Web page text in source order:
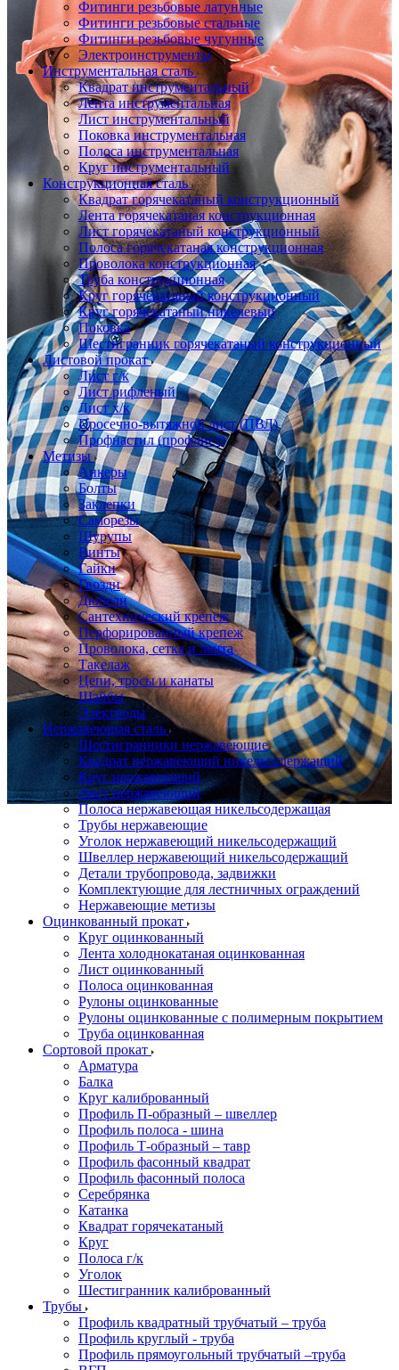
Фитинги резьбовые латунные
Фитинги резьбовые стальные
Фитинги резьбовые чугунные
Электроинструменты
Инструментальная сталь
Квадрат инструментальный
Лента инструментальная
Лист инструментальный
Поковка инструментальная
Полоса инструментальная
Круг инструментальный
Конструкционная сталь
Квадрат горячекатаный конструкционный
Лента горячекатаная конструкционная
Лист горячекатаный конструкционный
Полоса горячекатаная конструкционная
Проволока конструкционная
Труба конструкционная
Круг горячекатаный конструкционный
Круг горячекатаный никелевый
Поковка
Шестигранник горячекатаный конструкционный
Листовой прокат
Лист г/к
Лист рифленый
Лист х/к
Просечно-вытяжной лист (ПВЛ)
Профнастил (профлист)
Метизы
Анкеры
Болты
Заклепки
Саморезы
Шурупы
Винты
Гайки
Гвозди
Дюбели
Сантехнический крепеж
Перфорированный крепеж
Проволока, сетка и лента
Такелаж
Цепи, тросы и канаты
Шайбы
Электроды
Нержавеющая сталь
Шестигранники нержавеющие
Квадрат нержавеющий никельсодержащий
Круг нержавеющий
Лист нержавеющий
Полоса нержавеющая никельсодержащая
Трубы нержавеющие
Уголок нержавеющий никельсодержащий
Швеллер нержавеющий никельсодержащий
Детали трубопровода, задвижки
Комплектующие для лестничных ограждений
Нержавеющие метизы
Оцинкованный прокат
Круг оцинкованный
Лента холоднокатаная оцинкованная
Лист оцинкованный
Полоса оцинкованная
Рулоны оцинкованные
Рулоны оцинкованные с полимерным покрытием
Труба оцинкованная
Сортовой прокат
Арматура
Балка
Круг калиброванный
Профиль П-образный – швеллер
Профиль полоса - шина
Профиль Т-образный – тавр
Профиль фасонный квадрат
Профиль фасонный полоса
Серебрянка
Катанка
Квадрат горячекатаный
Круг
Полоса г/к
Уголок
Шестигранник калиброванный
Трубы
Профиль квадратный трубчатый – труба
Профиль круглый - труба
Профиль прямоугольный трубчатый –труба